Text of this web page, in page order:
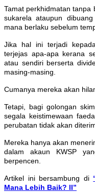
Tamat perkhidmatan tanpa
sukarela ataupun
mana berlaku sebelum
Jika hal ini terjadi
terjejas apa-apa kerana
atau sendiri berserta
masing-masing.
Cumanya mereka akan
Tetapi, bagi golongan
segala keistimewaan
perubatan tidak akan
Mereka hanya akan
dalam akaun KWSP
berpencen.
Artikel ini bersambung di
Mana Lebih Baik? II”